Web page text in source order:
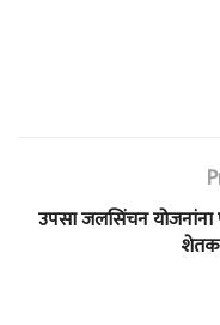
उपसा जलसिंचन योजनांना